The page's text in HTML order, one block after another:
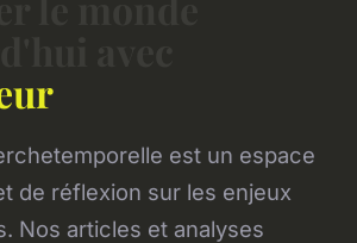
est un espace
de réflexion sur les enjeux
Nos articles et analyses